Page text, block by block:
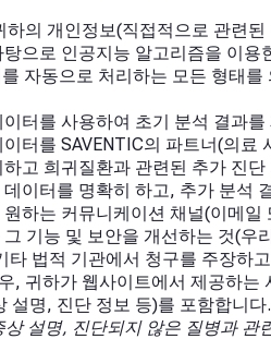
의 개인정보(직접적으로 관련
으로 인공지능 알고리즘을 이
자동으로 처리하는 모든 형태
터를 사용하여 초기 분석 결과
터를 SAVENTIC의 파트너(의
고 희귀질환과 관련된 추가 진
이터를 명확히 하고, 추가 분석
하는 커뮤니케이션 채널(이메
기능 및 보안을 개선하는 것(우
타 법적 기관에서 청구를 주장하
, 귀하가 웹사이트에서 제공하
설명, 진단 정보 등)를 포함합니
설명, 진단되지 않은 질병과